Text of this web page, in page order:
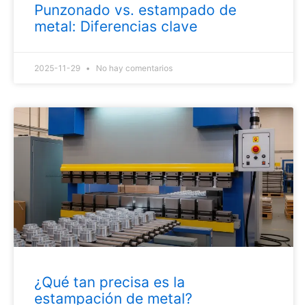
Punzonado vs. estampado de
metal: Diferencias clave
2025-11-29 No hay comentarios
¿Qué tan precisa es la
estampación de metal?